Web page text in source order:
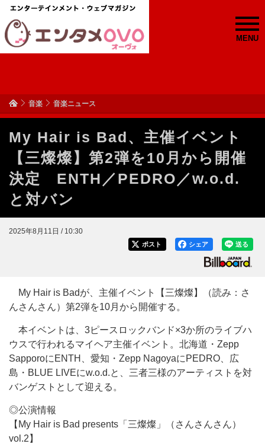
MENU
音楽 音楽ニュース
My Hair is Bad、主催イベント
【三燦燦】第2弾を10月から開催
決定 ENTH／PEDRO／w.o.d.
と対バン
2025年8月11日 / 10:30
送る
シェア
ポスト
My Hair is Badが、主催イベント【三燦燦】（読み：さ
んさんさん）第2弾を10月から開催する。
本イベントは、3ピースロックバンド×3か所のライブハ
ウスで行われるマイヘア主催イベント。北海道・Zepp
SapporoにENTH、愛知・Zepp NagoyaにPEDRO、広
島・BLUE LIVEにw.o.d.と、三者三様のアーティストを対
バンゲストとして迎える。
◎公演情報
【My Hair is Bad presents「三燦燦」（さんさんさん）
vol.2】